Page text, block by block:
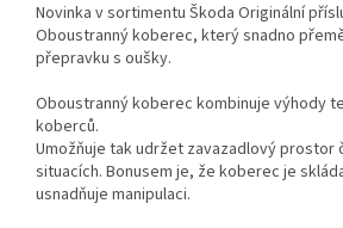
Novinka v sortimentu Škoda Originální
Oboustranný koberec, který snadno
přepravku s oušky.
Oboustranný koberec kombinuje výhody
koberců.
Umožňuje tak udržet zavazadlový prostor
situacích. Bonusem je, že koberec je
usnadňuje manipulaci.